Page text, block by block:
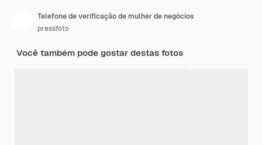
Telefone de verificação de mulher de negócios
pressfoto
Você também pode gostar destas fotos